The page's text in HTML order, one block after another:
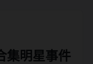
集明星事件